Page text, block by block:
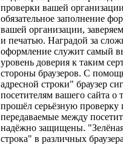
проверки вашей
обязательное заполнение
вашей организации,
и печатью. Наградой за
оформление служит самый
уровень доверия к таким
стороны браузеров. С
адресной строки" браузер
посетителям вашего сайта о
прошёл серьёзную проверку
передаваемые между
надёжно защищены.
строка" в различных